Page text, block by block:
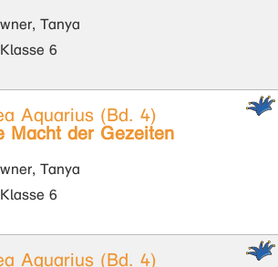
Tanya
6
Aquarius (Bd. 4)
Macht der Gezeiten
Tanya
6
Aquarius (Bd. 4)